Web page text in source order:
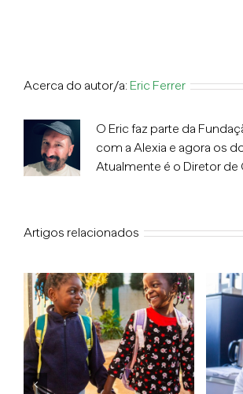
Acerca do autor/a: Eric Ferrer
O Eric faz parte da
com a Alexia e agora os
Atualmente é o Diretor
Artigos relacionados